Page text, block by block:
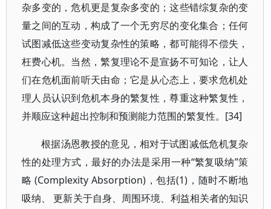
杂多变的，危机更是复杂多变的；这些错综复杂的变
量之间的互动，构成了一个无穷尽的变化集合；任何
试图减低这些变动复杂性的策略，都可能得不偿失，
枉费心机。当然，繁复理论不是宣扬不可知论，让人
们在危机面前听天由命；它是从心态上，要求危机处
理人员认识到危机本身的繁复性，尊重这种繁复性，
并顺应这种超出控制和预测能力范围的繁复性。[34]
根据汤恩教授的意见，相对于试图减低危机复杂
性的处理方式，最好的办法是采用一种“繁复吸纳”策
略 (Complexity Absorption)，包括(1)，随时不断地
吸纳、 更新关于自身、周围环境、利益相关者的知识